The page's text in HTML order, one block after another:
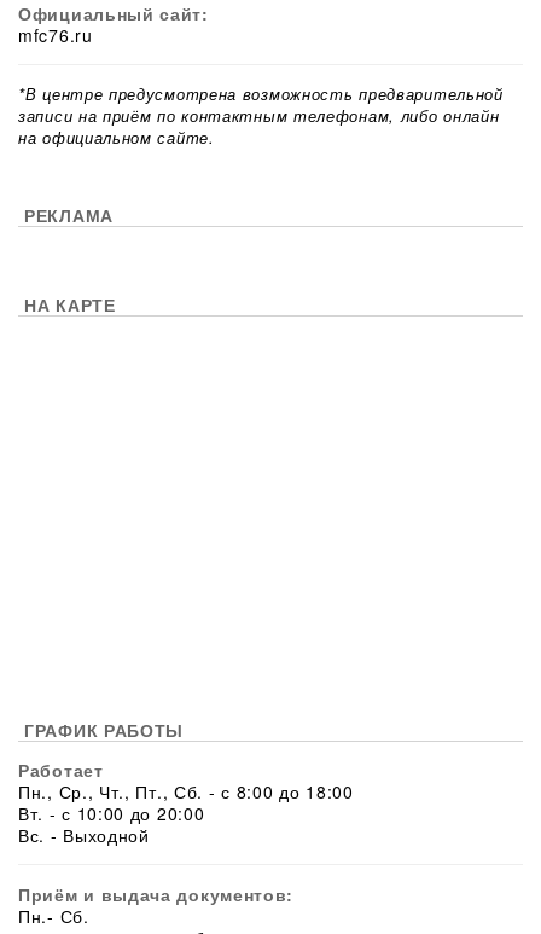
Официальный сайт:
mfc76.ru
*В центре предусмотрена возможность предварительной
записи на приём по контактным телефонам, либо онлайн
на официальном сайте.
РЕКЛАМА
НА КАРТЕ
ГРАФИК РАБОТЫ
Работает
Пн., Ср., Чт., Пт., Сб. - с 8:00 до 18:00
Вт. - с 10:00 до 20:00
Вс. - Выходной
Приём и выдача документов:
Пн.- Сб.